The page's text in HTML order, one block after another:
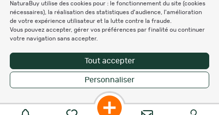
NaturaBuy utilise des cookies pour : le fonctionnement du site (cookies
nécessaires), la réalisation des statistiques d'audience, l'amélioration
de votre expérience utilisateur et la lutte contre la fraude.
Vous pouvez accepter, gérer vos préférences par finalité ou continuer
votre navigation sans accepter.
Tout accepter
Personnaliser
Charte éthique
Mentions légales
Règlement & Conditions d'utilisation
Politique de protection
des données personnelles
Personnalisation des cookies
Copyright © 2007-2026 NaturaBuy. Tous droits réservés. N°CNIL: 1239459.
Les marques commerciales mentionnées appartiennent à leurs propriétaires
respectifs in 0.045 s
Suggestions de recherche